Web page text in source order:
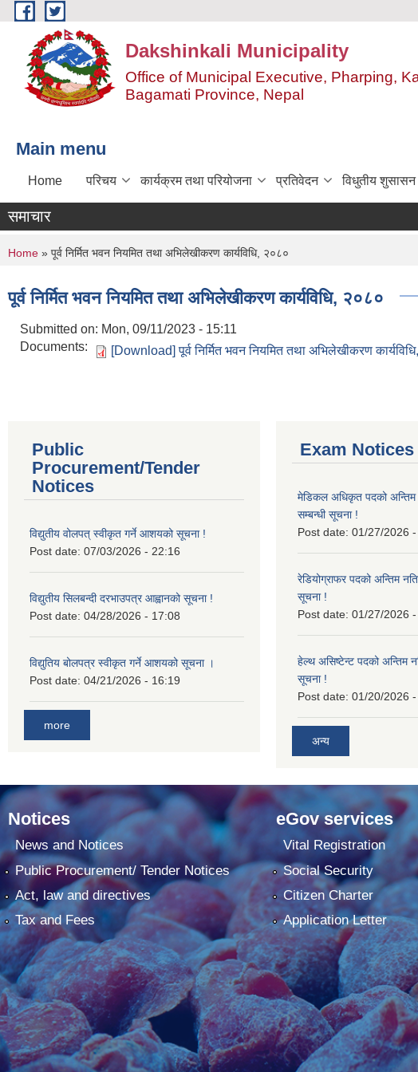
Skip to main content
Dakshinkali Municipality
Office of Municipal Executive, Pharping,
Bagamati Province, Nepal
Main menu
Home परिचय कार्यक्रम तथा परियोजना प्रतिवेदन विधुतीय शुसासन
समाचार
You are here
Home » पूर्व निर्मित भवन नियमित तथा अभिलेखीकरण कार्यविधि, २०८०
पूर्व निर्मित भवन नियमित तथा अभिलेखीकरण कार्यविधि, २०८०
Submitted on: Mon, 09/11/2023 - 15:11
Documents:
[Download] पूर्व निर्मित भवन नियमित तथा अभिलेखीकरण
Public
Procurement/Tender
Notices
विद्युतीय वोलपत् स्वीकृत गर्ने आशयको सूचना !
Post date: 07/03/2026 - 22:16
विद्युतीय सिलबन्दी दरभाउपत्र आह्वानको सूचना !
Post date: 04/28/2026 - 17:08
विद्युतिय बोलपत्र स्वीकृत गर्ने आशयको सूचना ।
Post date: 04/21/2026 - 16:19
more
Exam Notices
मेडिकल अधिकृत पदको अन्तिम
सम्बन्धी सूचना !
Post date: 01/27/2026
रेडियोग्राफर पदको अन्तिम
सूचना !
Post date: 01/27/2026
हेल्थ असिष्टेन्ट पदको अन्तिम
सूचना !
Post date: 01/20/2026
अन्य
Notices
News and Notices
Public Procurement/ Tender Notices
Act, law and directives
Tax and Fees
eGov services
Vital Registration
Social Security
Citizen Charter
Application Letter